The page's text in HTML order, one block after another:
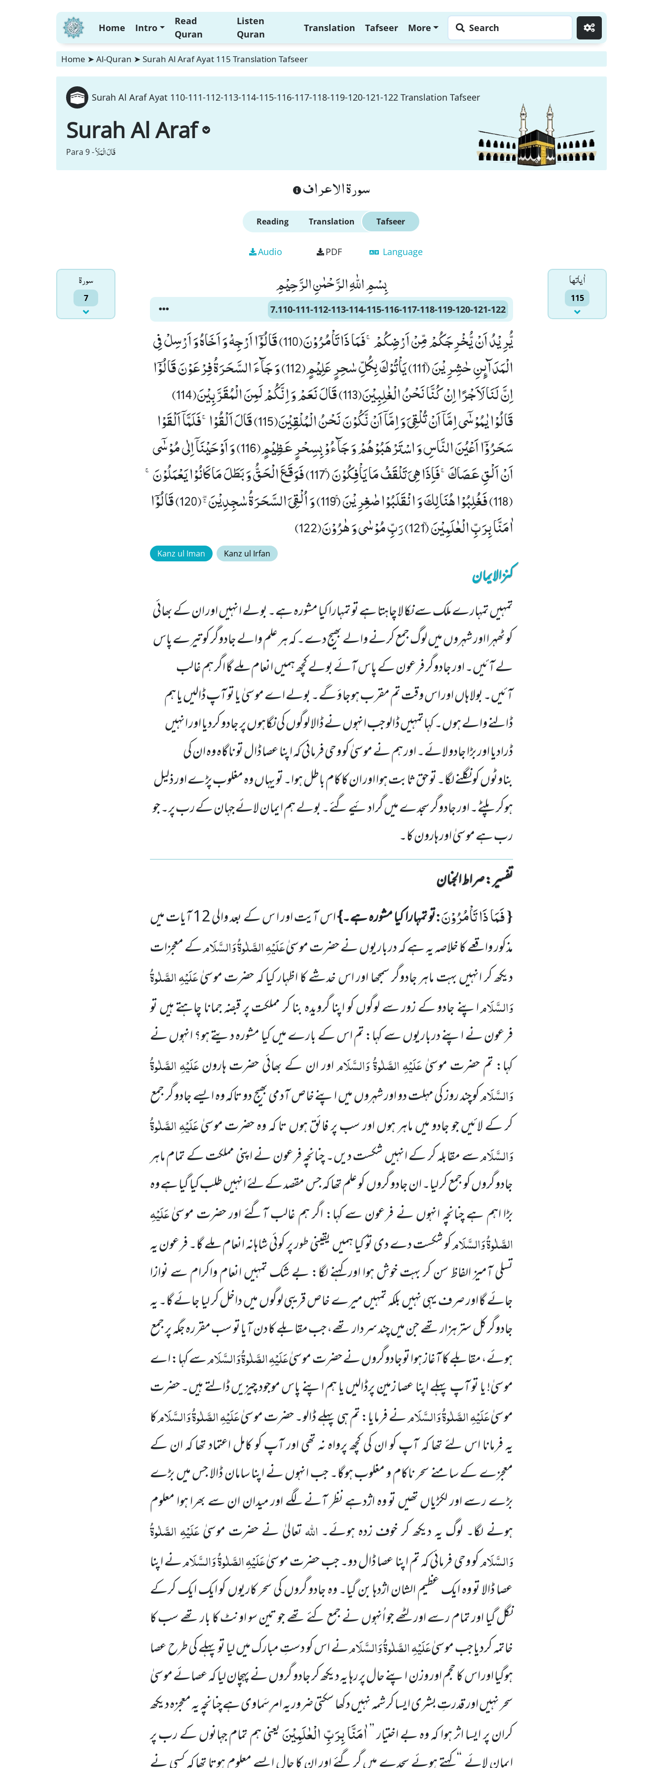
Home Intro
Read
Quran
Listen
Quran
Translation Tafseer More Search
Home ➤ Al-Quran ➤ Surah Al Araf Ayat 115 Translation Tafseer
Surah Al Araf Ayat 110-111-112-113-114-115-116-117-118-119-120-121-122 Translation Tafseer
Surah Al Araf
Para 9 -قَالَ الْمَلَاُ
سورة الاعراف
Reading Translation Tafseer
Audio PDF Language
سورۃ
7
اٰياتها
115
بِسْمِ اللّٰهِ الرَّحْمٰنِ الرَّحِیْمِ
7.110-111-112-113-114-115-116-117-118-119-120-121-122
یُّرِیْدُ اَنْ یُّخْرِجَكُمْ مِّنْ اَرْضِكُمْۚ-فَمَا ذَا تَاْمُرُوْنَ(110) قَالُوْۤا اَرْجِهْ وَ اَخَاهُ وَ اَرْسِلْ فِی
الْمَدَآىٕنِ حٰشِرِیْنَۙ (111) یَاْتُوْكَ بِكُلِّ سٰحِرٍ عَلِیْمٍ(112) وَ جَآءَ السَّحَرَةُ فِرْعَوْنَ قَالُوْۤا
اِنَّ لَنَا لَاَجْرًا اِنْ كُنَّا نَحْنُ الْغٰلِبِیْنَ(113) قَالَ نَعَمْ وَ اِنَّكُمْ لَمِنَ الْمُقَرَّبِیْنَ(114)
قَالُوْا یٰمُوْسٰۤى اِمَّاۤ اَنْ تُلْقِیَ وَ اِمَّاۤ اَنْ نَّكُوْنَ نَحْنُ الْمُلْقِیْنَ(115) قَالَ اَلْقُوْاۚ-فَلَمَّاۤ اَلْقَوْا
سَحَرُوْۤا اَعْیُنَ النَّاسِ وَ اسْتَرْهَبُوْهُمْ وَ جَآءُوْ بِسِحْرٍ عَظِیْمٍ(116) وَ اَوْحَیْنَاۤ اِلٰى مُوْسٰۤى
اَنْ اَلْقِ عَصَاكَۚ-فَاِذَا هِیَ تَلْقَفُ مَا یَاْفِكُوْنَۚ (117) فَوَقَعَ الْحَقُّ وَ بَطَلَ مَا كَانُوْا یَعْمَلُوْنَۚ
(118) فَغُلِبُوْا هُنَالِكَ وَ انْقَلَبُوْا صٰغِرِیْنَۚ (119) وَ اُلْقِیَ السَّحَرَةُ سٰجِدِیْنَﭕ(120) قَالُوْۤا
اٰمَنَّا بِرَبِّ الْعٰلَمِیْنَۙ (121) رَبِّ مُوْسٰى وَ هٰرُوْنَ(122)
Kanz ul Iman Kanz ul Irfan
کنزالایمان
تمہیں تمہارے ملک سے نکا لا چاہتا ہے تو تمہارا کیا مشورہ ہے۔ بولے انہیں اور ان کے بھائی
کو ٹھہرا اور شہروں میں لوگ جمع کرنے والے بھیج دے۔ کہ ہر علم والے جادوگر کو تیرے پاس
لے آئیں۔ اور جادوگر فرعون کے پاس آئے بولے کچھ ہمیں انعام ملے گا اگر ہم غالب
آئیں۔ بولا ہاں اور اس وقت تم مقرب ہوجا ؤ گے۔ بولے اے موسیٰ یا تو آپ ڈالیں یا ہم
ڈالنے والے ہوں۔ کہاتمہیں ڈالو جب انہوں نے ڈالا لوگوں کی نگاہوں پر جادو کردیا اور انہیں
ڈرادیا اور بڑا جادو لائے۔ اور ہم نے موسیٰ کو وحی فرمائی کہ اپنا عصا ڈال تو ناگاہ وہ ان کی
بناوٹوں کو نگلنے لگا۔ تو حق ثابت ہوا اور ان کا کام باطل ہوا۔ تو یہاں وہ مغلوب پڑے اور ذلیل
ہوکر پلٹے۔ اور جادوگر سجدے میں گرادئیے گئے۔ بولے ہم ایمان لائے جہان کے رب پر۔ جو
رب ہے موسیٰ اور ہارون کا۔
تفسیر : ‎صراط الجنان
{فَمَا ذَا تَاْمُرُوْنَ:تو تمہارا کیا مشورہ ہے۔}اس آیت اور ا س کے بعد والی12آیات میں
مذکور واقعے کا خلاصہ یہ ہےکہ درباریوں نے حضرت موسیٰعَلَیْہِ الصَّلٰوۃُ وَالسَّلَامکے معجزات
دیکھ کر انہیں بہت ماہر جادوگر سمجھا اور اس خدشے کا اظہارکیا کہ حضرت موسیٰعَلَیْہِ الصَّلٰوۃُ
وَالسَّلَاماپنے جادو کے زور سے لوگوں کو اپنا گرویدہ بنا کر مملکت پر قبضہ جمانا چاہتے ہیں تو
فرعون نے اپنے درباریوں سے کہا: تم اس کے بارے میں کیا مشورہ دیتے ہو؟ انہوں نے
کہا: تم حضرت موسیٰعَلَیْہِ الصَّلٰوۃُ وَالسَّلَاماور ان کے بھائی حضرت ہارونعَلَیْہِ الصَّلٰوۃُ
وَالسَّلَامکو چند روز کی مہلت دو اور شہروں میں اپنے خاص آدمی بھیج دو تاکہ وہ ایسے جادو گر جمع
کر کے لائیں جو جادو میں ماہر ہوں اور سب پر فائق ہوں تا کہ وہ حضرت موسیٰعَلَیْہِ الصَّلٰوۃُ
وَالسَّلَامسے مقابلہ کر کے انہیں شکست دیں۔ چنانچہ فرعون نے اپنی مملکت کے تمام ماہر
جادو گروں کو جمع کر لیا۔ ان جادو گروں کو علم تھا کہ جس مقصد کے لئے انہیں طلب کیا گیا ہے وہ
بڑا اہم ہے چنانچہ انہوں نے فرعون سے کہا: اگر ہم غالب آگئے اور حضرت موسیٰعَلَیْہِ
الصَّلٰوۃُ وَالسَّلَامکو شکست دے دی تو کیا ہمیں یقینی طور پر کوئی شاہانہ انعام ملے گا۔ فرعون یہ
تسلی آمیز الفاظ سن کر بہت خوش ہوا اور کہنے لگا: بے شک تمہیں انعام واکرام سے نوازا
جائے گا اور صرف یہی نہیں بلکہ تمہیں میرے خاص قریبی لوگوں میں داخل کر لیا جائے گا۔ یہ
جادوگر کل ستر ہزار تھے جن میں چند سردار تھے، جب مقابلے کا دن آیا تو سب مقررہ جگہ پر جمع
ہوئے، مقابلے کا آغاز ہوا توجادوگروں نے حضرت موسیٰعَلَیْہِ الصَّلٰوۃُ وَالسَّلَامسے کہا: اے
موسیٰ!یا تو آپ پہلے اپنا عصا زمین پرڈالیں یا ہم اپنے پاس موجود چیزیں ڈالتے ہیں۔ حضرت
موسیٰعَلَیْہِ الصَّلٰوۃُ وَالسَّلَامنے فرمایا:تم ہی پہلے ڈالو۔ حضرت موسیٰعَلَیْہِ الصَّلٰوۃُ وَالسَّلَامکا
یہ فرمانا اس لئے تھا کہ آپ کو ان کی کچھ پرواہ نہ تھی اور آپ کو کامل اعتمادتھا کہ ان کے
معجزے کے سامنے سحر ناکام و مغلوب ہوگا۔ جب انہوں نے اپنا سامان ڈالا جس میں بڑے
بڑے رسے اور لکڑیاں تھیں تو وہ اژدہے نظر آنے لگے اور میدان ان سے بھرا ہوا معلوم
ہونے لگا۔ لوگ یہ دیکھ کر خوف زدہ ہوئے۔ اللہتعالیٰ نے حضرت موسیٰعَلَیْہِ الصَّلٰوۃُ
وَالسَّلَامکو وحی فرمائی کہ تم اپنا عصا ڈال دو۔ جب حضرت موسیٰعَلَیْہِ الصَّلٰوۃُ وَالسَّلَامنے اپنا
عصا ڈالا تو وہ ایک عظیم الشان اژدہا بن گیا۔ وہ جادو گروں کی سحر کاریوں کو ایک ایک کرکے
نگل گیا اور تمام رسے اور لٹھےجو اُنہوں نے جمع کئے تھے جو تین سو اونٹ کا بار تھے سب کا
خاتمہ کردیا جب موسیٰعَلَیْہِ الصَّلٰوۃُ وَالسَّلَامنے اس کو دستِ مبارکمیں لیا تو پہلے کی طرح عصا
ہوگیا اور اس کا حجم اور وزن اپنے حال پر رہا یہ دیکھ کر جادو گروں نے پہچان لیا کہ عصائے موسیٰ
سحر نہیں اور قدرتِ بشری ایسا کرشمہ نہیں دکھا سکتی ضرور یہ امرِسَماوی ہے چنانچہ یہ معجزہ دیکھ
کران پر ایسا اثر ہوا کہ وہ بے اختیار ’’اٰمَنَّا بِرَبِّ الْعٰلَمِیْنَیعنی ہم تمام جہانوں کے رب پر